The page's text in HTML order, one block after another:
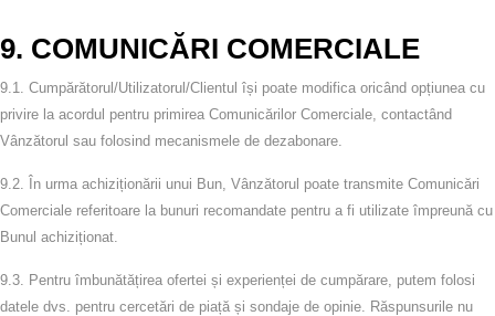
9. COMUNICĂRI COMERCIALE
9.1.
Cumpărătorul/Utilizatorul/Clientul își poate modifica oricând opțiunea cu
privire la acordul pentru primirea Comunicărilor Comerciale, contactând
Vânzătorul sau folosind mecanismele de dezabonare.
9.2.
În urma achiziționării unui Bun, Vânzătorul poate transmite Comunicări
Comerciale referitoare la bunuri recomandate pentru a fi utilizate împreună cu
Bunul achiziționat.
9.3.
Pentru îmbunătățirea ofertei și experienței de cumpărare, putem folosi
datele dvs. pentru cercetări de piață și sondaje de opinie. Răspunsurile nu